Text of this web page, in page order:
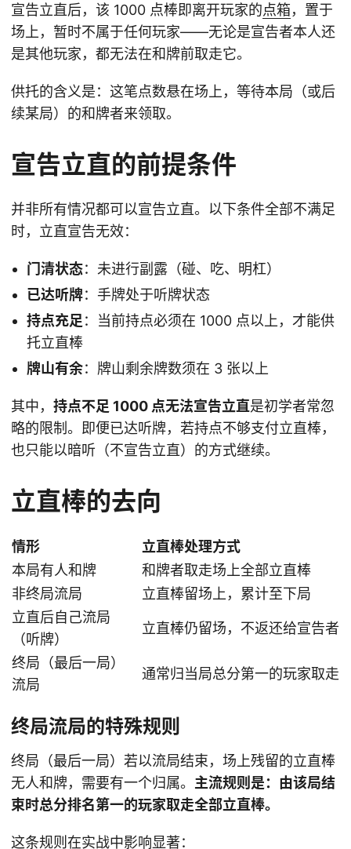
宣告立直后，该 1000 点棒即离开玩家的点箱，置于
场上，暂时不属于任何玩家——无论是宣告者本人还
是其他玩家，都无法在和牌前取走它。
供托的含义是：这笔点数悬在场上，等待本局（或后
续某局）的和牌者来领取。
宣告立直的前提条件
并非所有情况都可以宣告立直。以下条件全部不满足
时，立直宣告无效：
门清状态：未进行副露（碰、吃、明杠）
已达听牌：手牌处于听牌状态
持点充足：当前持点必须在 1000 点以上，才能供
托立直棒
牌山有余：牌山剩余牌数须在 3 张以上
其中， 持点不足 1000 点无法宣告立直是初学者常忽
略的限制。即便已达听牌，若持点不够支付立直棒，
也只能以暗听（不宣告立直）的方式继续。
立直棒的去向
情形
立直棒处理方式
本局有人和牌
和牌者取走场上全部立直棒
非终局流局
立直棒留场上，累计至下局
立直后自己流局
（听牌）
立直棒仍留场，不返还给宣告者
终局（最后一局）
流局
通常归当局总分第一的玩家取走
终局流局的特殊规则
终局（最后一局）若以流局结束，场上残留的立直棒
无人和牌，需要有一个归属。 主流规则是：由该局结
束时总分排名第一的玩家取走全部立直棒。
这条规则在实战中影响显著：